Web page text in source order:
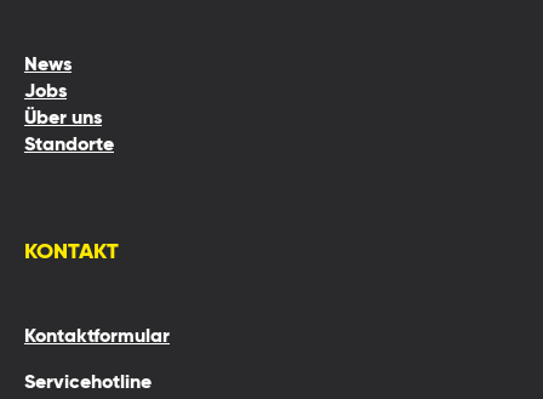
News
Jobs
Über uns
Standorte
KONTAKT
Kontaktformular
Servicehotline